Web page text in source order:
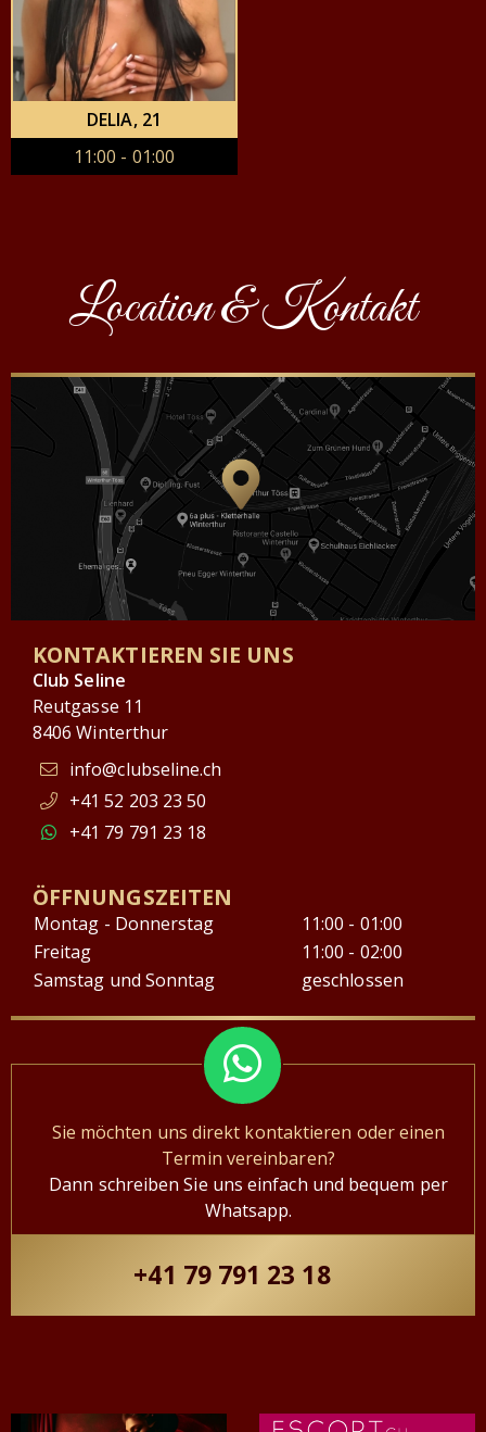
DELIA, 21
11:00 - 01:00
Location & Kontakt
KONTAKTIEREN SIE UNS
Club Seline
Reutgasse 11
8406 Winterthur
info@clubseline.ch
+41 52 203 23 50
+41 79 791 23 18
ÖFFNUNGSZEITEN
Montag - Donnerstag
11:00 - 01:00
Freitag
11:00 - 02:00
Samstag und Sonntag
geschlossen
Sie möchten uns direkt kontaktieren oder einen
Termin vereinbaren?
Dann schreiben Sie uns einfach und bequem per
Whatsapp.
+41 79 791 23 18